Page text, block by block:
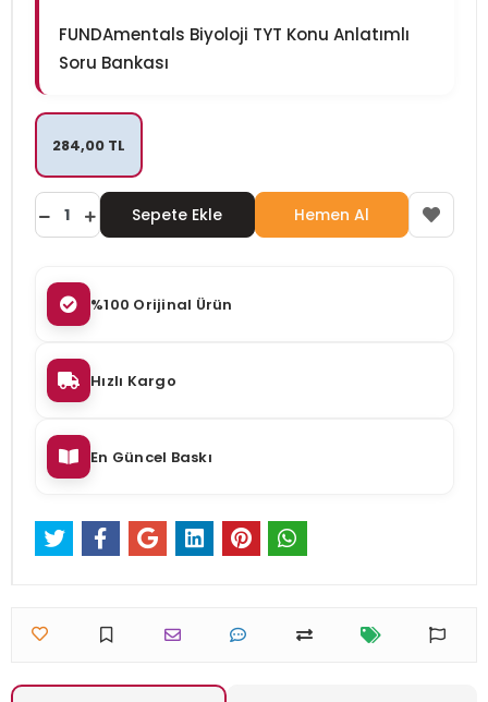
FUNDAmentals Biyoloji TYT Konu Anlatımlı
Soru Bankası
284,00 TL
Sepete Ekle Hemen Al
%100 Orijinal Ürün
Hızlı Kargo
En Güncel Baskı